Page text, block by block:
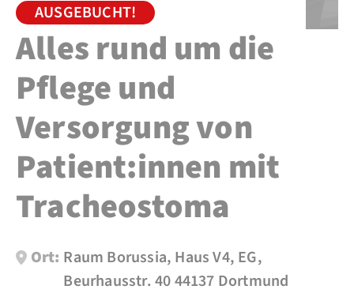
AUSGEBUCHT!
Alles rund um die
Pflege und
Versorgung von
Patient:innen mit
Tracheostoma
Ort: Raum Borussia, Haus V4, EG,
Beurhausstr. 40 44137 Dortmund